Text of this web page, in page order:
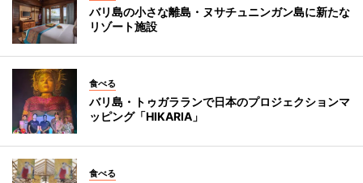
バリ島の小さな離島・ヌサチュニンガン島に新たな
リゾート施設
食べる
バリ島・トゥガラランで日本のプロジェクションマ
ッピング「HIKARIA」
食べる